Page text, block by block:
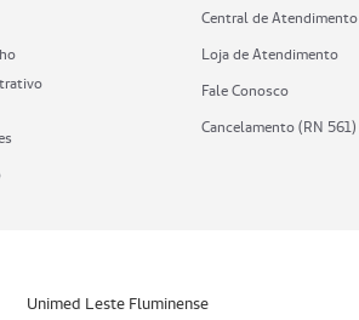
Central de Atendimento
Loja de Atendimento
Fale Conosco
Cancelamento (RN 561)
Unimed Leste Fluminense